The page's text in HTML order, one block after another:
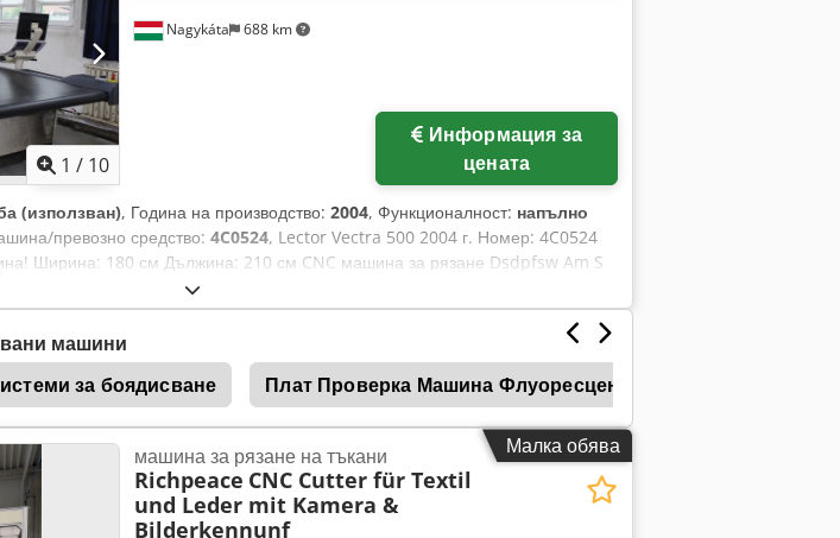
1 / 10
Nagykáta 688 km
цената
(използван), Година на производство: 2004, Функционалност: напълно
превозно средство: 4C0524, Lector Vectra 500 2004 г. Номер: 4C0524
Ширина: 180 см Дължина: 210 см CNC машина за рязане Dsdpfsw Am S
машини
за боядисване Плат Проверка Машина Флуоресцентни Плат Рязане
Малка обява
машина за рязане на тъкани
Richpeace CNC Cutter für Textil
und Leder mit Kamera &
Bilderkennunf